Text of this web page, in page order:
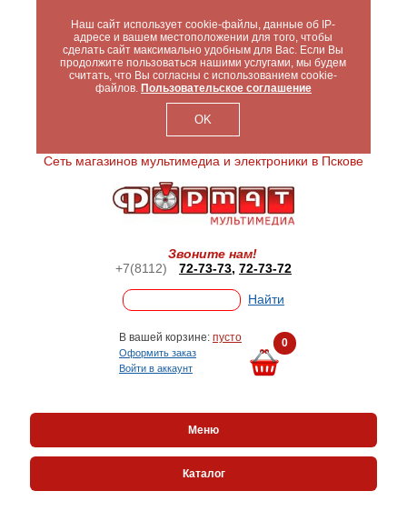
Наш сайт использует cookie-файлы, данные об IP-
адресе и вашем местоположении для того, чтобы
сделать сайт максимально удобным для Вас. Если Вы
продолжите пользоваться нашими услугами, мы будем
считать, что Вы согласны с использованием cookie-
файлов. Пользовательское соглашение
OK
Сеть магазинов мультимедиа и электроники в Пскове
Звоните нам!
+7(8112)
72-73-73, 72-73-72
В вашей корзине: пусто
Оформить заказ
Войти в аккаунт
0
Меню
Каталог